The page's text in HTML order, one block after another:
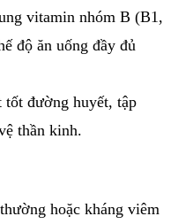
vitamin nhóm B (B1,
độ ăn uống đầy đủ
tốt đường huyết, tập
thần kinh.
hoặc kháng viêm